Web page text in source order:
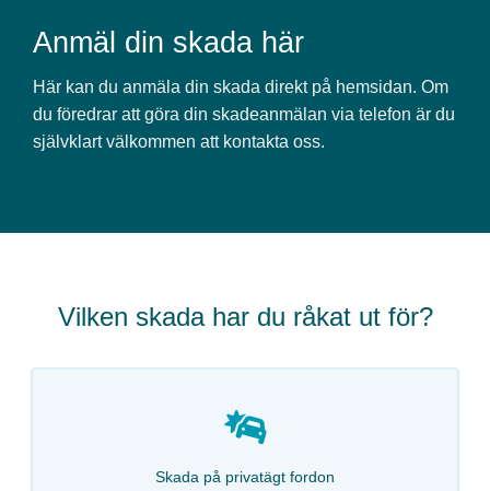
Anmäl din skada här
Här kan du anmäla din skada direkt på hemsidan. Om
du föredrar att göra din skadeanmälan via telefon är du
självklart välkommen att kontakta oss.
Vilken skada har du råkat ut för?
Skada på privatägt fordon